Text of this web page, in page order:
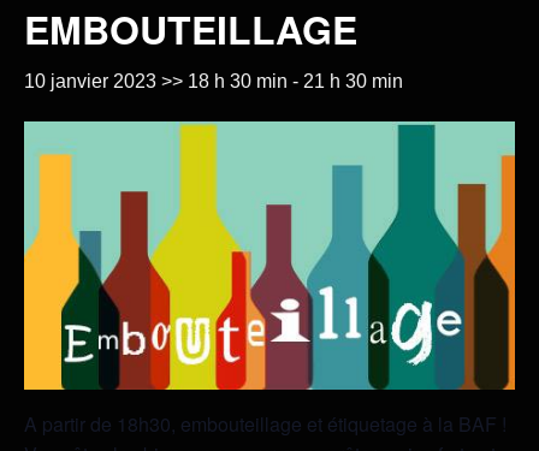
EMBOUTEILLAGE
10 janvier 2023 >> 18 h 30 min - 21 h 30 min
A partir de 18h30, embouteillage et étiquetage à la BAF !